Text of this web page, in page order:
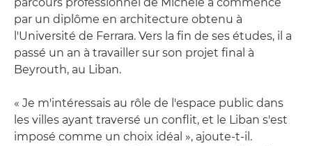
par un diplôme en architecture obtenu à
l'Université de Ferrara. Vers la fin de ses études, il a
passé un an à travailler sur son projet final à
Beyrouth, au Liban.
« Je m'intéressais au rôle de l'espace public dans
les villes ayant traversé un conflit, et le Liban s'est
imposé comme un choix idéal », ajoute-t-il.